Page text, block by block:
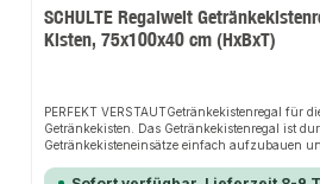
SCHULTE Regalwelt
Kisten, 75x100x40 cm (HxBxT)
PERFEKT VERSTAUTGetränkekistenregal für
Getränkekisten. Das Getränkekistenregal ist
Getränkekisteneinsätze einfach aufzubauen
Lagerung. Mit diesem Weinregal schaffen Sie